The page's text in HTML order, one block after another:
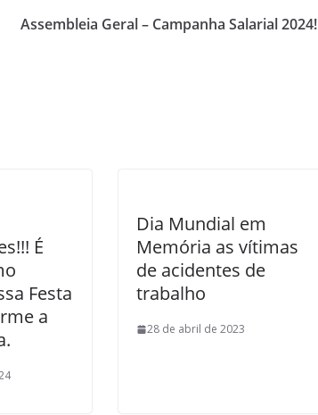
Assembleia Geral – Campanha Salarial 2024!
É
Festa
a
Dia Mundial em
Memória as vítimas
de acidentes de
trabalho
28 de abril de 2023